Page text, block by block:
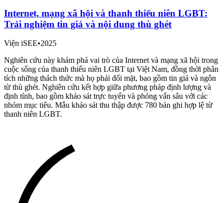
Internet, mạng xã hội và thanh thiếu niên LGBT:
Trải nghiệm tin giả và nội dung thù ghét
Viện iSEE•2025
Nghiên cứu này khám phá vai trò của Internet và mạng xã hội trong
cuộc sống của thanh thiếu niên LGBT tại Việt Nam, đồng thời phân
tích những thách thức mà họ phải đối mặt, bao gồm tin giả và ngôn
từ thù ghét. Nghiên cứu kết hợp giữa phương pháp định lượng và
định tính, bao gồm khảo sát trực tuyến và phỏng vấn sâu với các
nhóm mục tiêu. Mẫu khảo sát thu thập được 780 bản ghi hợp lệ từ
thanh niên LGBT.